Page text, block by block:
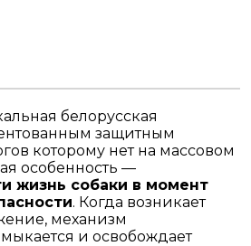
белорусская
защитным
которому нет на массовом
особенность —
жизнь собаки в момент
. Когда возникает
механизм
и освобождает